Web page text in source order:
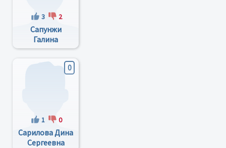
3 2
Сапунжи
Галина
Ивановна
0
1 0
Сарилова Дина
Сергеевна